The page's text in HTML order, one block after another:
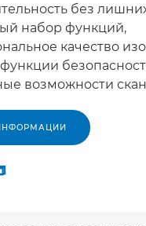
без
набор функций,
качество
возможности